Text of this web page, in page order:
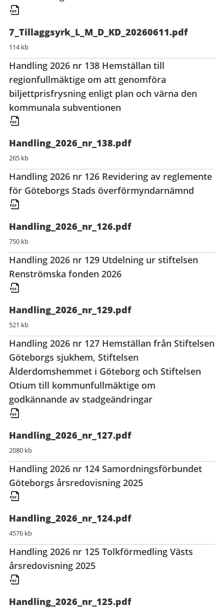
7_Tillaggsyrk_L_M_D_KD_20260611.pdf
114 kb
Handling 2026 nr 138 Hemställan till
regionfullmäktige om att genomföra
biljettprisfrysning enligt plan och värna den
kommunala subventionen
Handling_2026_nr_138.pdf
265 kb
Handling 2026 nr 126 Revidering av reglemente
för Göteborgs Stads överförmyndarnämnd
Handling_2026_nr_126.pdf
750 kb
Handling 2026 nr 129 Utdelning ur stiftelsen
Renströmska fonden 2026
Handling_2026_nr_129.pdf
521 kb
Handling 2026 nr 127 Hemställan från Stiftelsen
Göteborgs sjukhem, Stiftelsen
Ålderdomshemmet i Göteborg och Stiftelsen
Otium till kommunfullmäktige om
godkännande av stadgeändringar
Handling_2026_nr_127.pdf
2080 kb
Handling 2026 nr 124 Samordningsförbundet
Göteborgs årsredovisning 2025
Handling_2026_nr_124.pdf
4576 kb
Handling 2026 nr 125 Tolkförmedling Västs
årsredovisning 2025
Handling_2026_nr_125.pdf